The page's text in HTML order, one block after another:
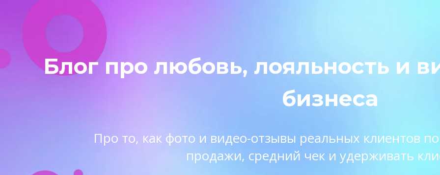
Блог про любовь, лояльность и
бизнеса
Про то, как фото и видео-отзывы реальных клиентов
продажи, средний чек и удерживать